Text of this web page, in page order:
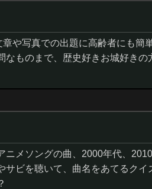
や写真での出題に高齢者にも簡
なものまで、歴史好きお城好きの
ニメソングの曲、2000年代、
サビを聴いて、曲名をあてるクイ